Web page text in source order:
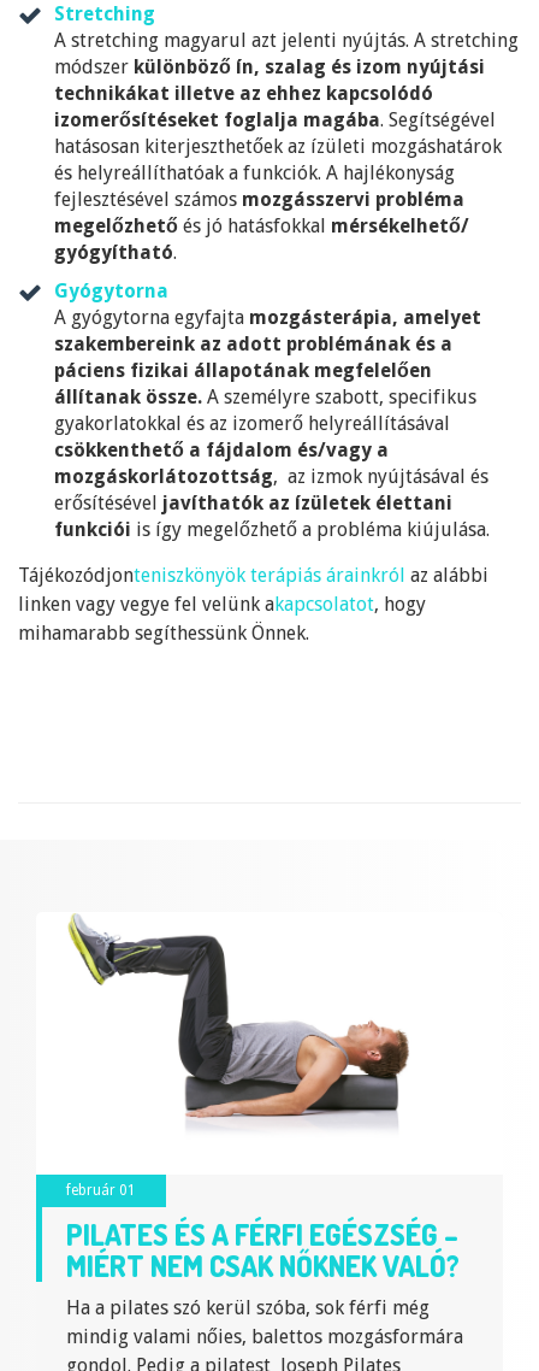
Stretching
A stretching magyarul azt jelenti nyújtás. A stretching
módszer különböző ín, szalag és izom nyújtási
technikákat illetve az ehhez kapcsolódó
izomerősítéseket foglalja magába. Segítségével
hatásosan kiterjeszthetőek az ízületi mozgáshatárok
és helyreállíthatóak a funkciók. A hajlékonyság
fejlesztésével számos mozgásszervi probléma
megelőzhető és jó hatásfokkal mérsékelhető/
gyógyítható.
Gyógytorna
A gyógytorna egyfajta mozgásterápia, amelyet
szakembereink az adott problémának és a
páciens fizikai állapotának megfelelően
állítanak össze. A személyre szabott, specifikus
gyakorlatokkal és az izomerő helyreállításával
csökkenthető a fájdalom és/vagy a
mozgáskorlátozottság, az izmok nyújtásával és
erősítésével javíthatók az ízületek élettani
funkciói is így megelőzhető a probléma kiújulása.
Tájékozódjonteniszkönyök terápiás árainkról az alábbi
linken vagy vegye fel velünk akapcsolatot, hogy
mihamarabb segíthessünk Önnek.
február 01
PILATES ÉS A FÉRFI EGÉSZSÉG –
MIÉRT NEM CSAK NŐKNEK VALÓ?
Ha a pilates szó kerül szóba, sok férfi még
mindig valami nőies, balettos mozgásformára
gondol. Pedig a pilatest Joseph Pilates